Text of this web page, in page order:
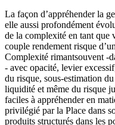
La façon d’appréhender la
elle aussi profondément
de la complexité en tant que
couple rendement risque
Complexité rimantsouvent -
- avec opacité, levier
du risque, sous-estimation
liquidité et même du risque
faciles à appréhender en
privilégié par la Place dans
produits structurés dans les